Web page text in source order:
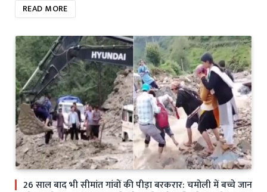
READ MORE
26 साल बाद भी सीमांत गांवों की पीड़ा बरकरार: चमोली में बच्चे जान